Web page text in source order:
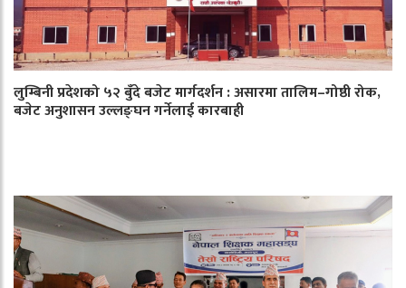
लुम्बिनी प्रदेशको ५२ बुँदे बजेट मार्गदर्शन : असारमा तालिम–गोष्ठी रोक,
बजेट अनुशासन उल्लङ्घन गर्नेलाई कारबाही